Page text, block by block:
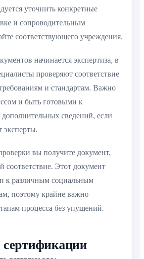
уточнить конкретные
и сопроводительным
соответствующего учреждения.
начинается экспертиза, в
проверяют соответствие
и стандартам. Важно
и быть готовыми к
сведений, если
эксперты.
вы получите документ,
Этот документ
к различным социальным
поэтому крайне важно
процесса без упущений.
сертификации